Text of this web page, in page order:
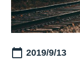
2019/9/13